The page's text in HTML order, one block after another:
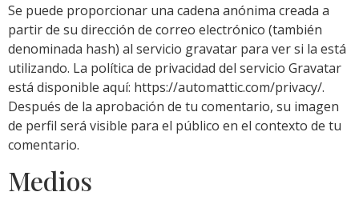
Se puede proporcionar una cadena anónima creada a
partir de su dirección de correo electrónico (también
denominada hash) al servicio gravatar para ver si la está
utilizando. La política de privacidad del servicio Gravatar
está disponible aquí: https://automattic.com/privacy/.
Después de la aprobación de tu comentario, su imagen
de perfil será visible para el público en el contexto de tu
comentario.
Medios